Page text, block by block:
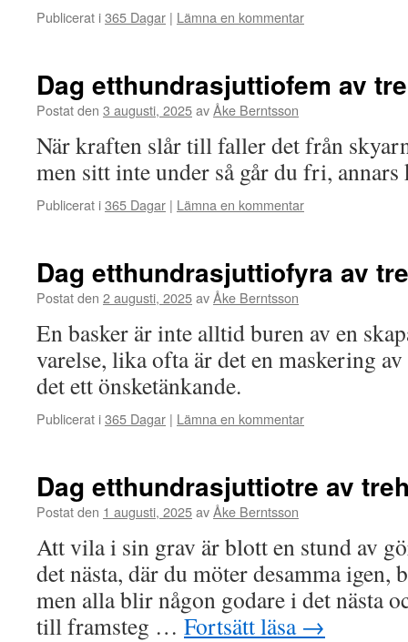
Publicerat i365 Dagar | Lämna en kommentar
Dag etthundrasjuttiofem av
Postat den 3 augusti, 2025avÅke Berntsson
När kraften slår till faller det från
men sitt inte under så går du fri,
Publicerat i365 Dagar | Lämna en kommentar
Dag etthundrasjuttiofyra av
Postat den 2 augusti, 2025avÅke Berntsson
En basker är inte alltid buren av en
varelse, lika ofta är det en maskering
det ett önsketänkande.
Publicerat i365 Dagar | Lämna en kommentar
Dag etthundrasjuttiotre av
Postat den 1 augusti, 2025avÅke Berntsson
Att vila i sin grav är blott en stund av
det nästa, där du möter desamma igen,
men alla blir någon godare i det nästa
till framsteg … Fortsätt läsa →